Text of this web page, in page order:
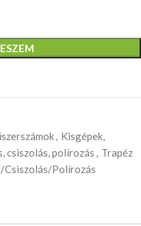
, Kisgépek,
csiszolás, polírozás , Trapéz
Csiszolás/Polírozás